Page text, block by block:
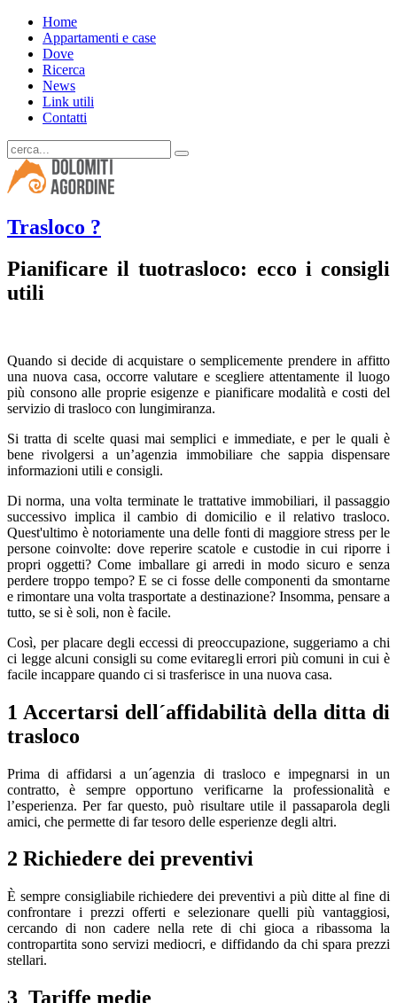
Home
Appartamenti e case
Dove
Ricerca
News
Link utili
Contatti
Trasloco ?
Pianificare il tuotrasloco: ecco i consigli
utili
Quando si decide di acquistare o semplicemente prendere in affitto
una nuova casa, occorre valutare e scegliere attentamente il luogo
più consono alle proprie esigenze e pianificare modalità e costi del
servizio di trasloco con lungimiranza.
Si tratta di scelte quasi mai semplici e immediate, e per le quali è
bene rivolgersi a un’agenzia immobiliare che sappia dispensare
informazioni utili e consigli.
Di norma, una volta terminate le trattative immobiliari, il passaggio
successivo implica il cambio di domicilio e il relativo trasloco.
Quest'ultimo è notoriamente una delle fonti di maggiore stress per le
persone coinvolte: dove reperire scatole e custodie in cui riporre i
propri oggetti? Come imballare gi arredi in modo sicuro e senza
perdere troppo tempo? E se ci fosse delle componenti da smontarne
e rimontare una volta trasportate a destinazione? Insomma, pensare a
tutto, se si è soli, non è facile.
Così, per placare degli eccessi di preoccupazione, suggeriamo a chi
ci legge alcuni consigli su come evitaregli errori più comuni in cui è
facile incappare quando ci si trasferisce in una nuova casa.
1 Accertarsi dell´affidabilità della ditta di
trasloco
Prima di affidarsi a un´agenzia di trasloco e impegnarsi in un
contratto, è sempre opportuno verificarne la professionalità e
l’esperienza. Per far questo, può risultare utile il passaparola degli
amici, che permette di far tesoro delle esperienze degli altri.
2 Richiedere dei preventivi
È sempre consigliabile richiedere dei preventivi a più ditte al fine di
confrontare i prezzi offerti e selezionare quelli più vantaggiosi,
cercando di non cadere nella rete di chi gioca a ribassoma la
contropartita sono servizi mediocri, e diffidando da chi spara prezzi
stellari.
3 Tariffe medie